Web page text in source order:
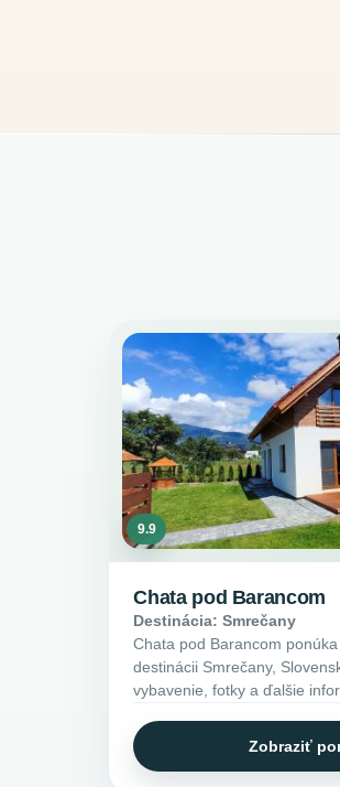
9.9
Chata pod Barancom
Destinácia: Smrečany
Chata pod Barancom
destinácii Smrečany,
vybavenie, fotky a ďalšie
Zobraziť